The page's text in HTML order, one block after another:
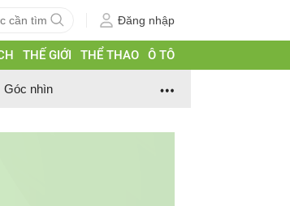
Đăng nhập
THẾ GIỚI THỂ THAO Ô TÔ
Góc nhìn